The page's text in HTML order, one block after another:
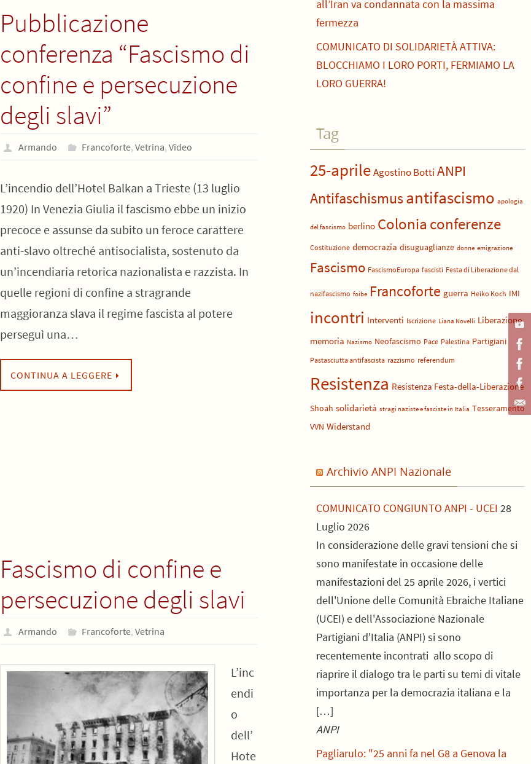
Pubblicazione
conferenza “Fascismo di
confine e persecuzione
degli slavi”
Armando Francoforte,Vetrina,Video
L’incendio dell’Hotel Balkan a Trieste (13 luglio
1920) In Venezia Giulia il fascismo ebbe un inizio
precoce e assunse da subito un feroce carattere
anti-slavo oltreché antisocialista, sostenuto da
un’incendiaria retorica nazionalista e razzista. In
quelle regioni di confine a stragrande
maggioranza slava il regime fascista al potere
perseguì una…
CONTINUA A LEGGERE
Fascismo di confine e
persecuzione degli slavi
Armando Francoforte,Vetrina
L’inc
endi
o
dell’
Hote
all’Iran va condannata con la massima
fermezza
COMUNICATO DI SOLIDARIETÀ ATTIVA:
BLOCCHIAMO I LORO PORTI, FERMIAMO LA
LORO GUERRA!
Tag
25-aprileAgostino Botti ANPI
Antifaschismusantifascismo apologia
del fascismo berlino Colonia conferenze
Costituzione democrazia disuguaglianze donne emigrazione
Fascismo FascismoEuropa fascisti Festa di Liberazione dal
nazifascismo foibe Francoforte guerra Heiko Koch IMI
incontri Interventi Iscrizione Liana Novelli Liberazione
memoria Nazismo Neofascismo Pace Palestina Partigiani
Pastasciutta antifascista razzismo referendum
Resistenza Resistenza Festa-della-Liberazione
Shoah solidarietà stragi naziste e fasciste in Italia Tesseramento
VVN Widerstand
Archivio ANPI Nazionale
COMUNICATO CONGIUNTO ANPI - UCEI 28
Luglio 2026
In considerazione delle gravi tensioni che si
sono manifestate in occasione delle
manifestazioni del 25 aprile 2026, i vertici
dell'Unione delle Comunità Ebraiche Italiane
(UCEI) e dell'Associazione Nazionale
Partigiani d'Italia (ANPI) si sono
recentemente incontrati allo scopo di
riaprire il dialogo tra le parti su temi di vitale
importanza per la democrazia italiana e la
[…]
ANPI
Pagliarulo: "25 anni fa nel G8 a Genova la